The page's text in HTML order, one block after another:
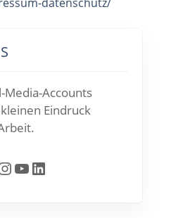
Media-Accounts
Eindruck
YouTube LinkedIn